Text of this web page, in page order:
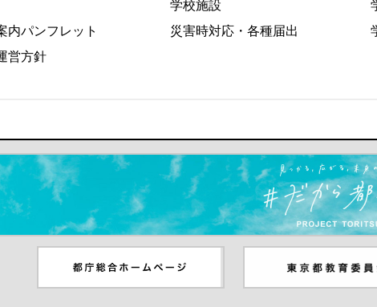
内パンフレット
営方針
学校施設
災害時対応・各種届出
高（別ウインドウが開きます）
ンドウが開きます）
ウが開きます）